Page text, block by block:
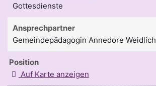
Gottesdienste
Ansprechpartner
Gemeindepädagogin Annedore Weidlich
Position
Auf Karte anzeigen